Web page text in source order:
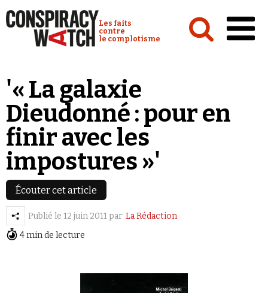
Conspiracy Watch :
Les faits
contre
le complotisme
Analyses
Conspipédia
Vidéos
Émissions
Revues de presse
Newsletter
Se connecter
'« La galaxie
Dieudonné : pour en
finir avec les
impostures »'
Écouter cet article
Publié le 12 juin 2011 par La Rédaction
4 min de lecture